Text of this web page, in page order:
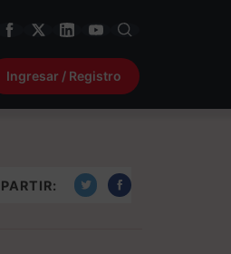
Ingresar / Registro